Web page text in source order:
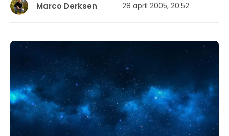
Marco Derksen 28 april 2005, 20:52